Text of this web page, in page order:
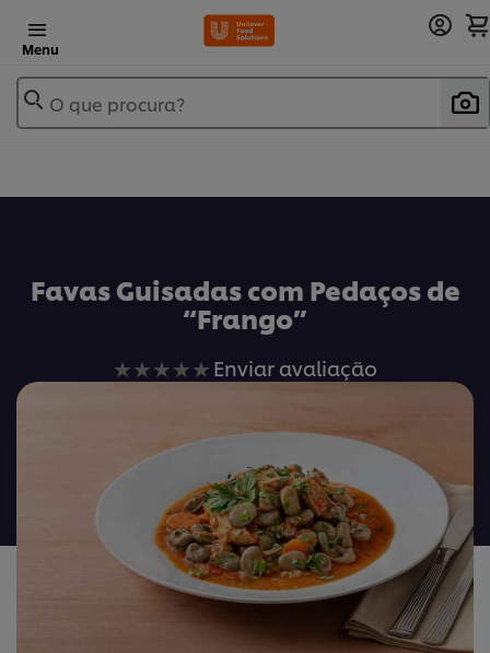
Menu
O que procura?
Favas Guisadas com Pedaços de
“Frango”
Nenhuma
este
recipe
Enviar avaliação